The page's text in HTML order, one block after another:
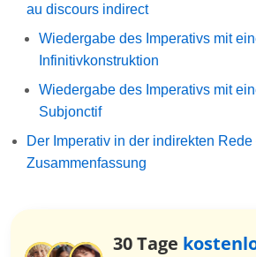
au discours indirect
Wiedergabe des Imperativs mit
Infinitivkonstruktion
Wiedergabe des Imperativs mit
Subjonctif
Der Imperativ in der indirekten Rede
Zusammenfassung
30 Tage